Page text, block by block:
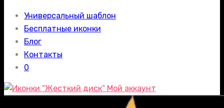
Универсальный шаблон
Бесплатные иконки
Блог
Контакты
0
Мой аккаунт